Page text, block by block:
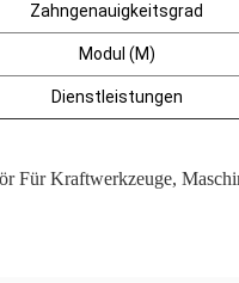
Zahngenauigkeitsgrad
Modul (M)
Dienstleistungen
Für Kraftwerkzeuge,